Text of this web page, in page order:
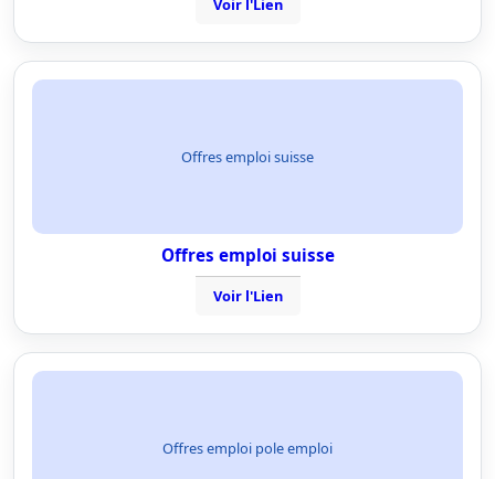
Voir l'Lien
Offres emploi suisse
Offres emploi suisse
Voir l'Lien
Offres emploi pole emploi